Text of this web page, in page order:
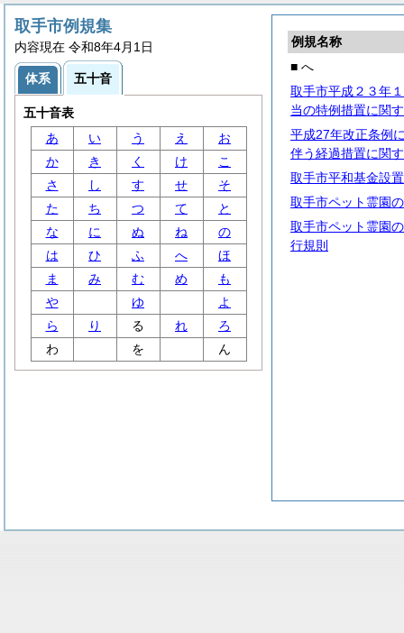
例規名称
■ へ
取手市平成２３年
当の特例措置に関
平成27年改正条例
伴う経過措置に関
取手市平和基金設
取手市ペット霊園
取手市ペット霊園
行規則
取手市例規集
内容現在 令和8年4月1日
体系 五十音
五十音表
あ
い う え
お
か
き く け
こ
さ
し す せ
そ
た
ち つ て
と
な
に ぬ ね
の
は
ひ ふ へ
ほ
ま
み む め
も
や
ゆ
よ
ら
り る れ
ろ
わ
を ん